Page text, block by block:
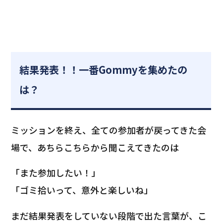
結果発表！！一番Gommyを集めたの
は？
ミッションを終え、全ての参加者が戻ってきた会
場で、あちらこちらから聞こえてきたのは――
「また参加したい！」
「ゴミ拾いって、意外と楽しいね」
まだ結果発表をしていない段階で出た言葉が、こ